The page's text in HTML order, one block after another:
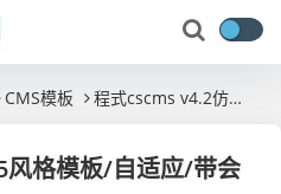
CMS模板 程式cscms v4.2仿dj95风格模板/自适应/带会员中心
格模板/自适应/带会